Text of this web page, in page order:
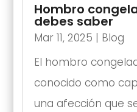
Hombro
debes saber
Mar 11, 2025 | Blog
El hombro
conocido como
una afección que